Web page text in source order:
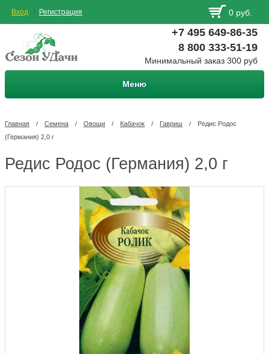
Вход Регистрация 0 руб.
+7 495 649-86-35
8 800 333-51-19
Минимальный заказ 300 руб
Меню
Главная / Семена / Овощи / Кабачок / Гавриш /
Редис Родос
(Германия) 2,0 г
Редис Родос (Германия) 2,0 г